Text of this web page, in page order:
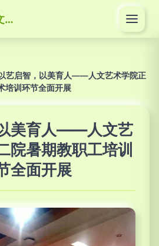
玉美（北京）国际文化传媒有限公司
以艺启智，以美育人——人文艺术学院正
培训环节全面开展
美育人——人文艺
院暑期教职工培训
全面开展